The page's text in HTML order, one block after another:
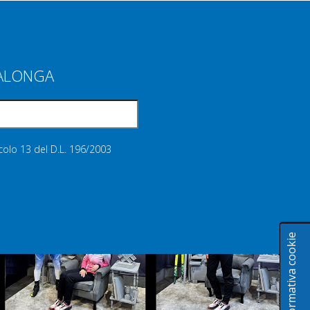
Informativa cookie
13 del D.L. 196/2003